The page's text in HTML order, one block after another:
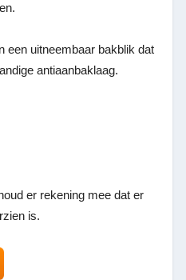
een uitneembaar bakblik dat
antiaanbaklaag.
er rekening mee dat er
is.